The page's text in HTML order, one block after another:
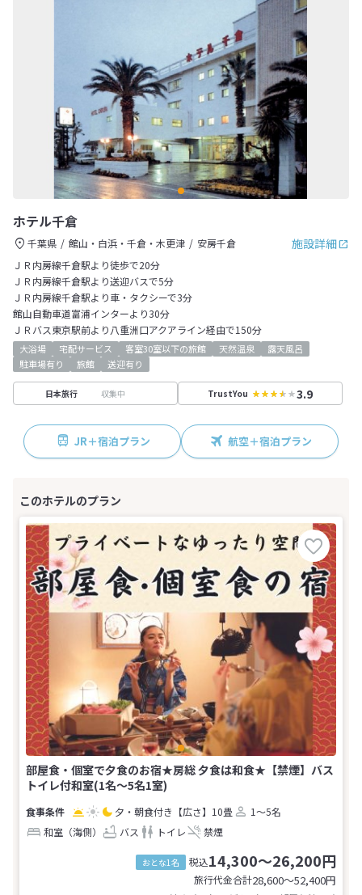
ホテル千倉
施設詳細
千葉県 館山・白浜・千倉・木更津
安房千倉
ＪＲ内房線千倉駅より徒歩で20分
ＪＲ内房線千倉駅より送迎バスで5分
ＪＲ内房線千倉駅より車・タクシーで3分
館山自動車道富浦インターより30分
ＪＲバス東京駅前より八重洲口アクアライン経由で150分
大浴場 宅配サービス 客室30室以下の旅館 天然温泉
露天風呂
駐車場有り
旅館 送迎有り
日本旅行 収集中 TrustYou 3.9
JR＋宿泊プラン 航空＋宿泊プラン
部屋食・個室で夕食のお宿★房総 夕食は和食★【禁煙】バス
トイレ付和室(1名～5名1室)
夕・朝食付き 【広さ】10畳
1～5名
和室（海側）
バス トイレ 禁煙
おとな1名 税込14,300～26,200円
旅行代金合計28,600〜52,400円